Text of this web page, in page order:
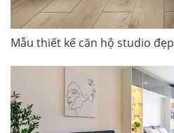
Mẫu thiết kế căn hộ studio đẹp